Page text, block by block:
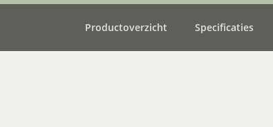
Productoverzicht Specificaties